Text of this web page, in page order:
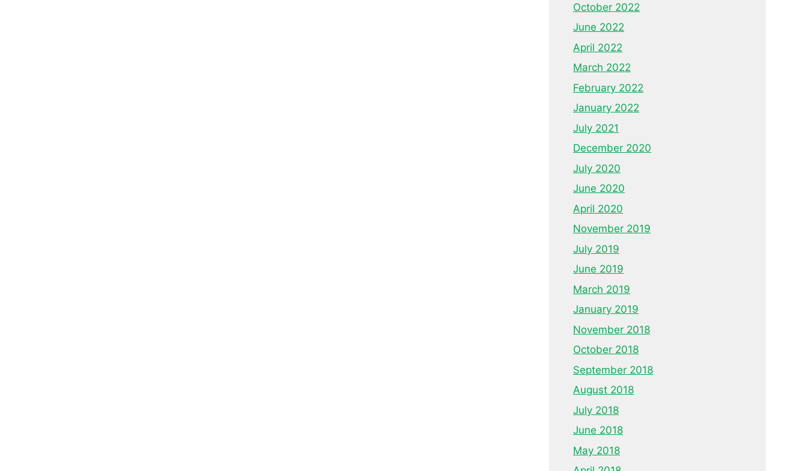
October 2022
June 2022
April 2022
March 2022
February 2022
January 2022
July 2021
December 2020
July 2020
June 2020
April 2020
November 2019
July 2019
June 2019
March 2019
January 2019
November 2018
October 2018
September 2018
August 2018
July 2018
June 2018
May 2018